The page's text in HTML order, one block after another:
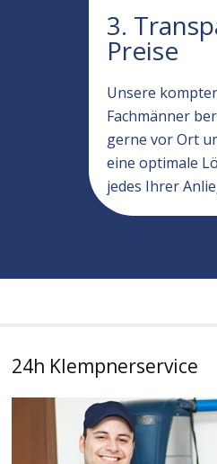
3.
Preise
Unsere
Fachmänner
gerne vor Ort
eine optimale
jedes Ihrer
24h Klempnerservice